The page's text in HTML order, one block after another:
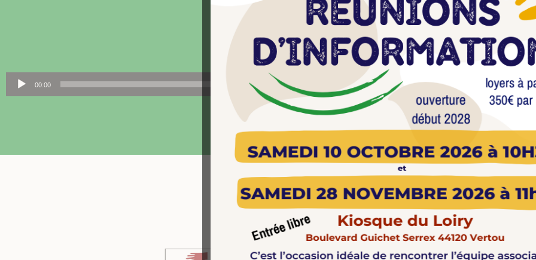
Découvrez notre Podcast !
Lecteur
audio
00:00
Spectre in the Leaves, par DonVayei avec
Nos partenaires